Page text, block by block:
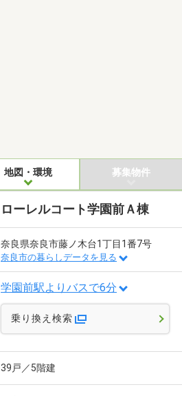
地図・環境 募集物件
ローレルコート学園前Ａ棟
奈良県奈良市藤ノ木台1丁目1番7号
奈良市の暮らしデータを見る
学園前駅よりバスで6分
乗り換え検索
39戸／5階建